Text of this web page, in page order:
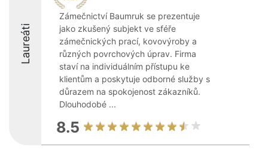
Laureáti
Zámečnictví Baumruk se prezentuje
jako zkušený subjekt ve sféře
zámečnických prací, kovovýroby a
různých povrchových úprav. Firma
staví na individuálním přístupu ke
klientům a poskytuje odborné služby s
důrazem na spokojenost zákazníků.
Dlouhodobé ...
8.5